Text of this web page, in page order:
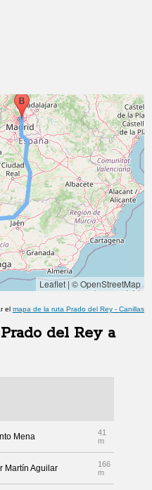
Leaflet| © OpenStreetMap
el mapa de la ruta Prado del Rey- Canillas
Prado del Rey a
Mena
41
m
Martín Aguilar
166
m